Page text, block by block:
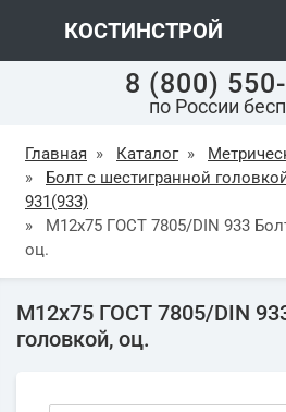
КОСТИНСТРОЙ
8 (800)
по России
Главная » Каталог »
»
Болт с шестигранной
931(933)
»
М12х75 ГОСТ 7805/DIN 933
оц.
М12х75 ГОСТ 7805/DIN
головкой, оц.